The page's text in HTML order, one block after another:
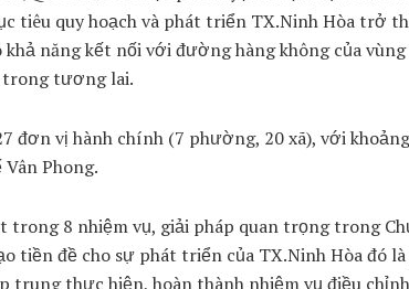
tiêu quy hoạch và phát triển TX.Ninh Hòa trở
năng kết nối với đường hàng không của vùng
trong tương lai.
đơn vị hành chính (7 phường, 20 xã), với
Phong.
trong 8 nhiệm vụ, giải pháp quan trọng trong
tiền đề cho sự phát triển của TX.Ninh Hòa đó
trung thực hiện, hoàn thành nhiệm vụ điều